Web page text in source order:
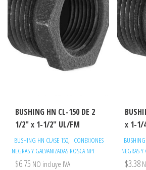
BUSHING HN CL-150 DE 2
1/2″ x 1-1/2″ UL/FM
BUSHING HN CLASE 150, CONEXIONES
NEGRAS Y GALVANIZADAS ROSCA NPT
$6.75 NO incluye IVA
x 1-1/
NEGRAS Y
$3.38